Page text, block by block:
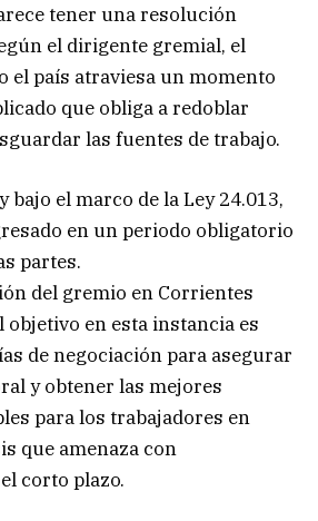
tener una resolución
el dirigente gremial, el
el país atraviesa un momento
que obliga a redoblar
las fuentes de trabajo.
bajo el marco de la Ley 24.013,
en un periodo obligatorio
partes.
del gremio en Corrientes
objetivo en esta instancia es
de negociación para asegurar
y obtener las mejores
para los trabajadores en
que amenaza con
corto plazo.